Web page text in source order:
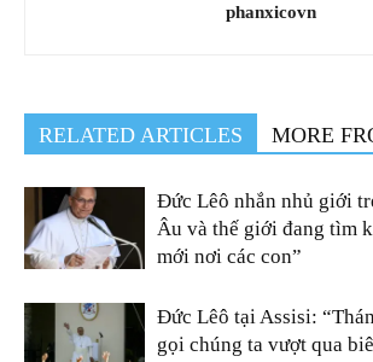
phanxicovn
RELATED ARTICLES MORE
Đức Lêô nhắn nhủ giới
Âu và thế giới đang tìm
mới nơi các con”
Đức Lêô tại Assisi:
gọi chúng ta vượt qua